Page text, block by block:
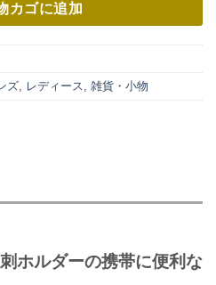
カゴに追加
ズ, レディース, 雑貨・小物
ホルダーの携帯に便利な